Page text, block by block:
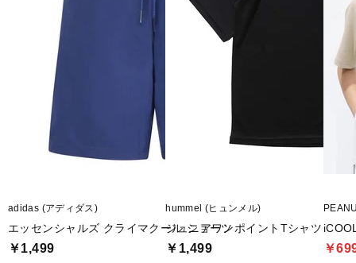
adidas (アディダス)
エッセンシャルズ クライマクール ショーツ
￥1,499
hummel (ヒュンメル)
ジュニアワンポイントTシャツ
￥1,499 ￥